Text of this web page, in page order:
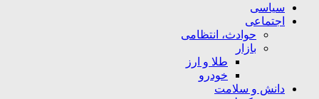
سیاسی
اجتماعی
حوادث، انتظامی
بازار
طلا و ارز
خودرو
دانش و سلامت